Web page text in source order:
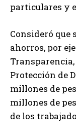
particulares y
Consideró que
ahorros, por
Protección de
millones de
millones de
de los